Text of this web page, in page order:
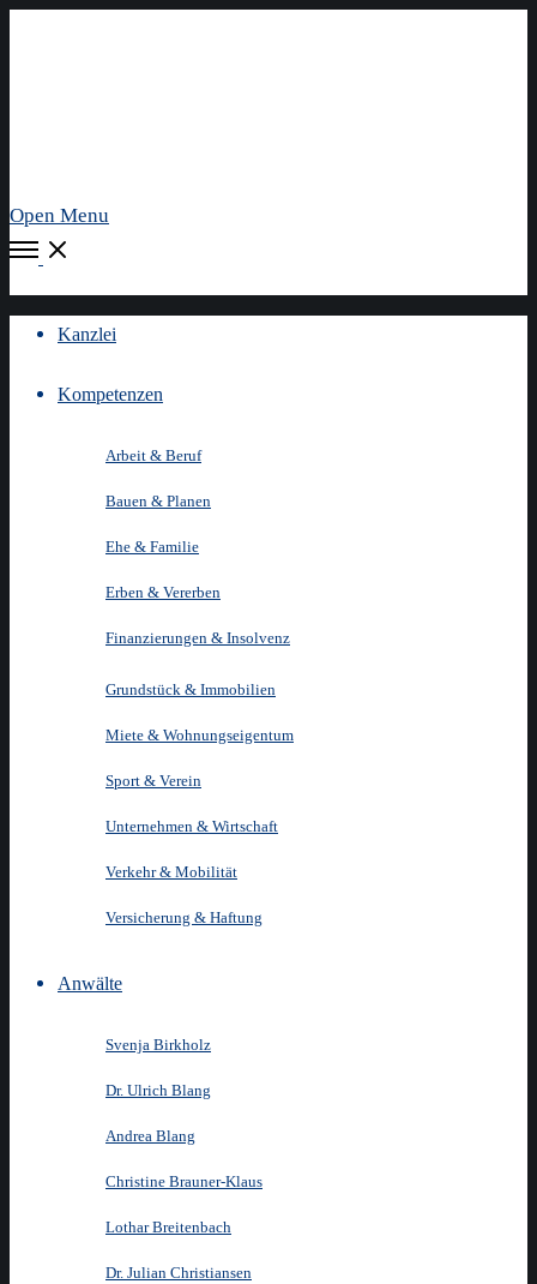
Open Menu
Kanzlei
Kompetenzen
Arbeit & Beruf
Bauen & Planen
Ehe & Familie
Erben & Vererben
Finanzierungen & Insolvenz
Grundstück & Immobilien
Miete & Wohnungseigentum
Sport & Verein
Unternehmen & Wirtschaft
Verkehr & Mobilität
Versicherung & Haftung
Anwälte
Svenja Birkholz
Dr. Ulrich Blang
Andrea Blang
Christine Brauner-Klaus
Lothar Breitenbach
Dr. Julian Christiansen